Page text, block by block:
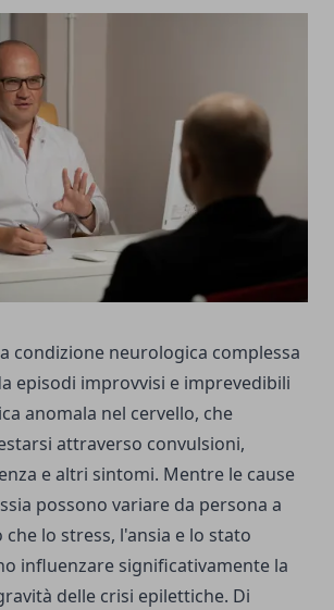
condizione neurologica complessa
episodi improvvisi e imprevedibili
anomala nel cervello, che
attraverso convulsioni,
e altri sintomi. Mentre le cause
possono variare da persona a
lo stress, l'ansia e lo stato
influenzare significativamente la
delle crisi epilettiche. Di